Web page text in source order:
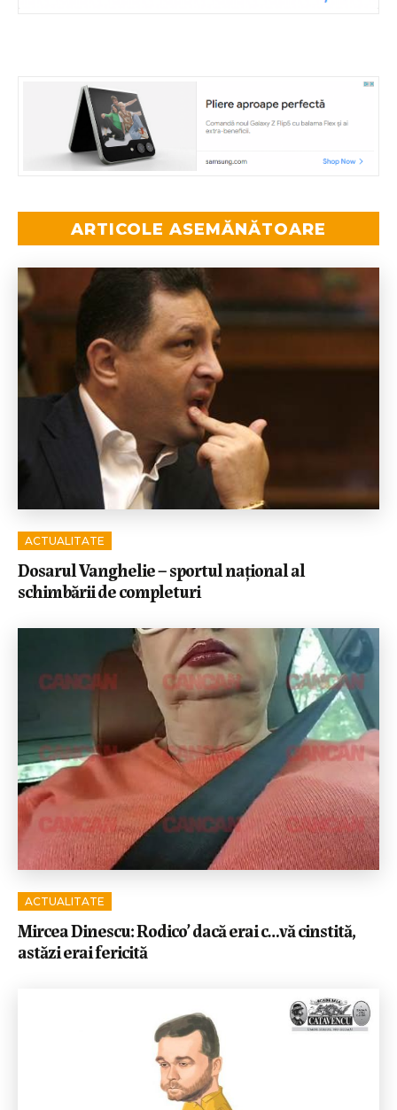
ARTICOLE ASEMĂNĂTOARE
ACTUALITATE
Dosarul Vanghelie – sportul național al
schimbării de completuri
ACTUALITATE
Mircea Dinescu: Rodico’ dacă erai c…vă cinstită,
astăzi erai fericită